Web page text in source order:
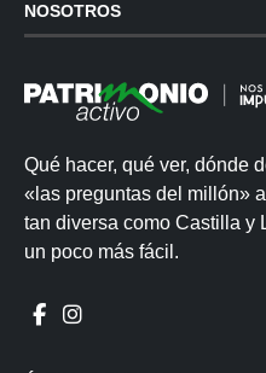
NOSOTROS
Qué hacer, qué ver, dónde
«las preguntas del millón»
tan diversa como Castilla y
un poco más fácil.